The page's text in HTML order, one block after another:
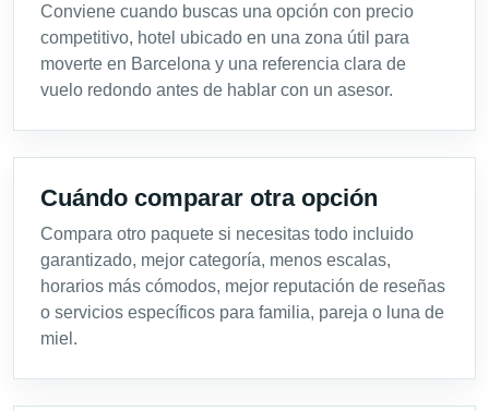
Conviene cuando buscas una opción con precio
competitivo, hotel ubicado en una zona útil para
moverte en Barcelona y una referencia clara de
vuelo redondo antes de hablar con un asesor.
Cuándo comparar otra opción
Compara otro paquete si necesitas todo incluido
garantizado, mejor categoría, menos escalas,
horarios más cómodos, mejor reputación de reseñas
o servicios específicos para familia, pareja o luna de
miel.